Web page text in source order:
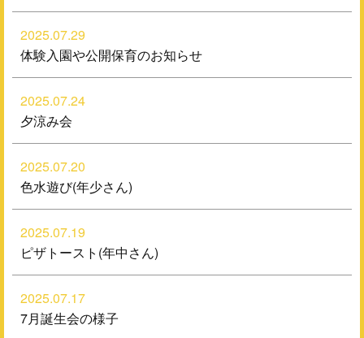
2025.07.29
体験入園や公開保育のお知らせ
2025.07.24
夕涼み会
2025.07.20
色水遊び(年少さん)
2025.07.19
ピザトースト(年中さん)
2025.07.17
7月誕生会の様子